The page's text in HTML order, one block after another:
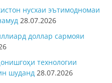
нусхаи эътимодномаи
28.07.2026
доллар сармояи
технологии
шуданд 28.07.2026